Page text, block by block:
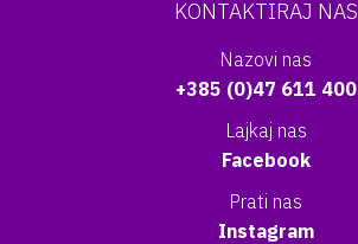
KONTAKTIRAJ NAS
Nazovi nas
+385 (0)47 611 400
Lajkaj nas
Facebook
Prati nas
Instagram